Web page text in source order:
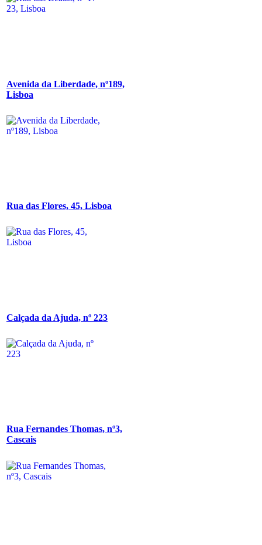
Avenida da Liberdade, nº189,
Lisboa
Rua das Flores, 45, Lisboa
Calçada da Ajuda, nº 223
Rua Fernandes Thomas, nº3,
Cascais